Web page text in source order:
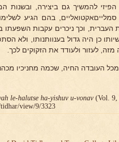
בהם הגיע
העברית, וכך ניכרים עקבות
כן היה גדול בענוותנותו, ולא
לעזור ולעודד את הזקוקים לכך.
העובדה החיה, שכמה מחניכיו
le-halutse ha-yishuv u-vonav(Vol. 9,
view/9/3323